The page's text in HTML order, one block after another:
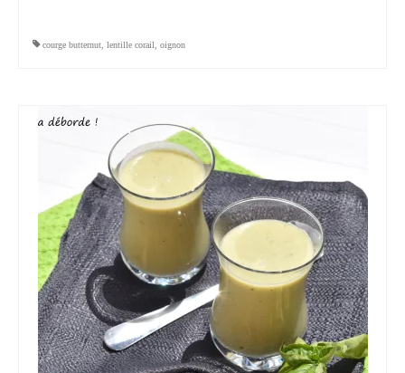
courge butternut lentille corail oignon